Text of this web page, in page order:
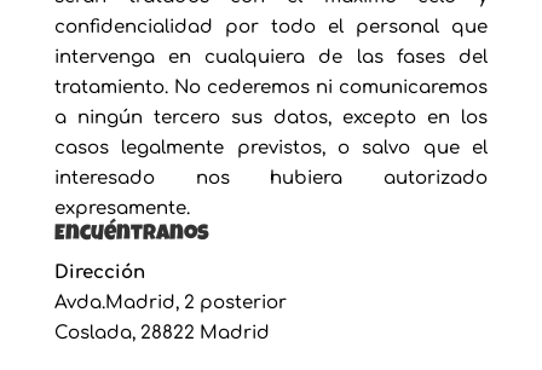
confidencialidad por todo el personal que
intervenga en cualquiera de las fases del
tratamiento. No cederemos ni comunicaremos
a ningún tercero sus datos, excepto en los
casos legalmente previstos, o salvo que el
interesado nos hubiera autorizado
expresamente.
Encuéntranos
Dirección
Avda.Madrid, 2 posterior
Coslada, 28822 Madrid